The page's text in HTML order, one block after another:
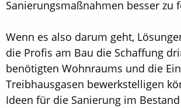
Sanierungsmaßnahmen besser zu
Wenn es also darum geht,
die Profis am Bau die Schaffung
benötigten Wohnraums und die
Treibhausgasen bewerkstelligen
Ideen für die Sanierung im